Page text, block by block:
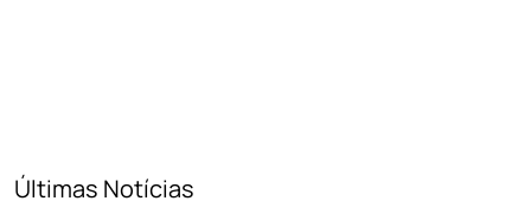
Últimas Notícias